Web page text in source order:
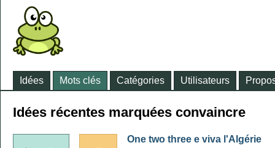
Idées Mots clés Catégories Utilisateurs
Idées récentes marquées convaincre
One two three e viva l'Algérie